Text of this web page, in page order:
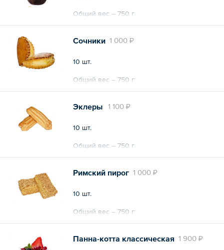
Общий вес – 750 г
1 000 ₽
Сочники
10 шт.
Общий вес – 750 г
1 100 ₽
Эклеры
10 шт.
Общий вес – 750 г
1 000 ₽
Римский пирог
10 шт.
Общий вес – 750 г
1 900 ₽
Панна-котта классическая